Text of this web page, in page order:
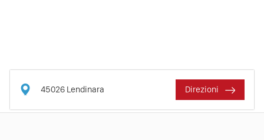
45026 Lendinara Direzioni